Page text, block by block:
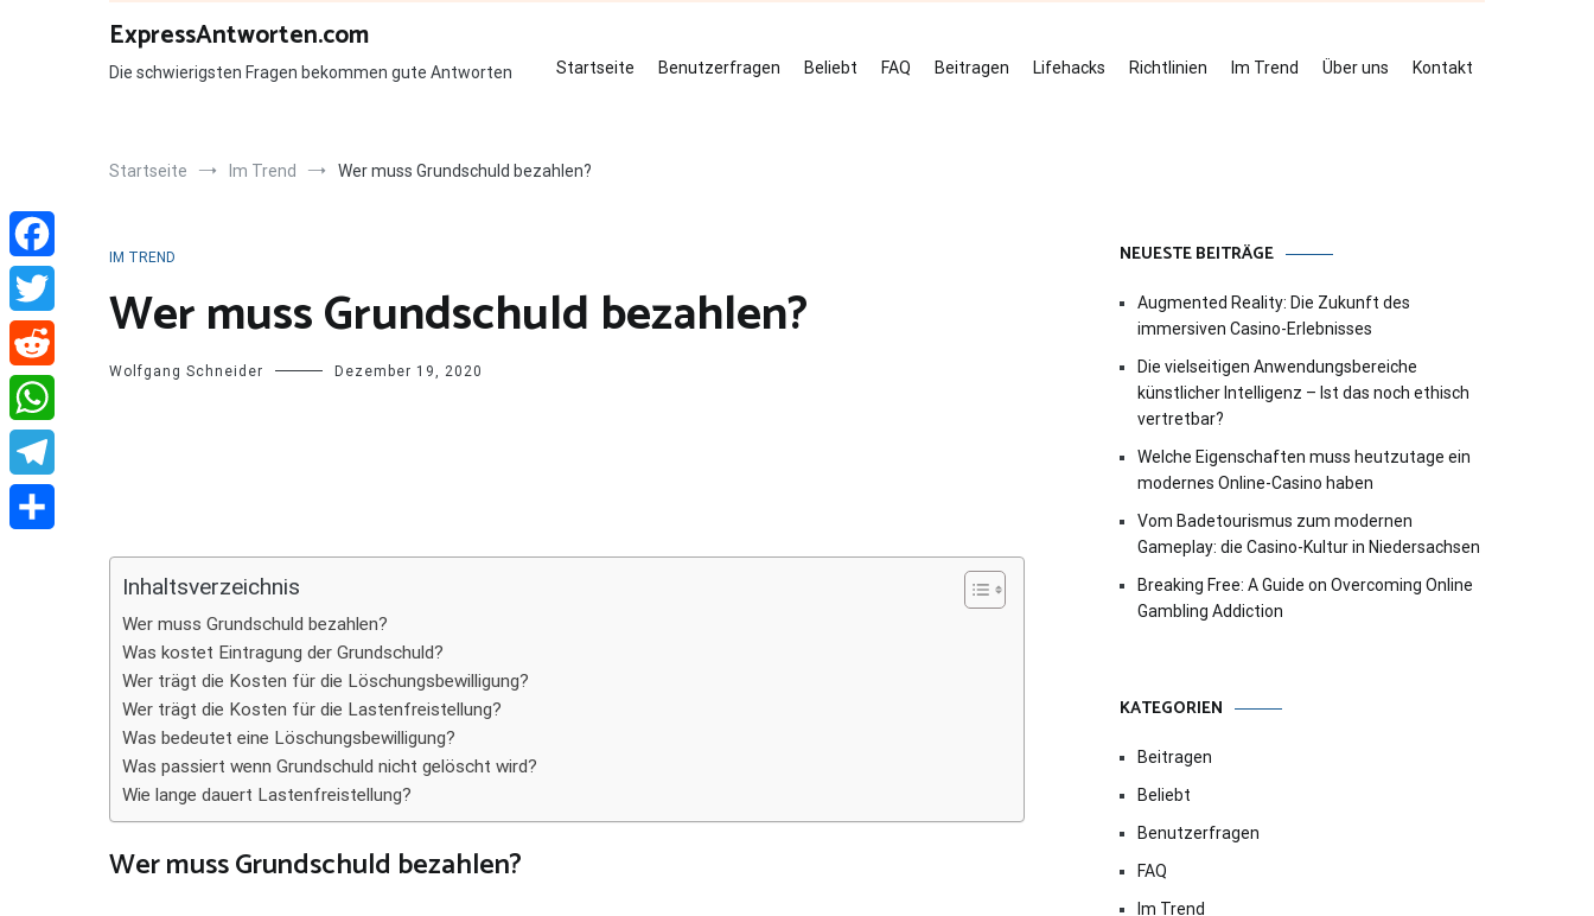
ExpressAntworten.com
Die schwierigsten Fragen bekommen gute Antworten Startseite Benutzerfragen Beliebt FAQ Beitragen Lifehacks Richtlinien Im Trend Über uns Kontakt
Startseite Im Trend Wer muss Grundschuld bezahlen?
IM TREND
Wer muss Grundschuld bezahlen?
Wolfgang Schneider Dezember 19, 2020
Inhaltsverzeichnis
Wer muss Grundschuld bezahlen?
Was kostet Eintragung der Grundschuld?
Wer trägt die Kosten für die Löschungsbewilligung?
Wer trägt die Kosten für die Lastenfreistellung?
Was bedeutet eine Löschungsbewilligung?
Was passiert wenn Grundschuld nicht gelöscht wird?
Wie lange dauert Lastenfreistellung?
Wer muss Grundschuld bezahlen?
NEUESTE BEITRÄGE
Augmented Reality: Die Zukunft des
immersiven Casino-Erlebnisses
Die vielseitigen Anwendungsbereiche
künstlicher Intelligenz – Ist das noch ethisch
vertretbar?
Welche Eigenschaften muss heutzutage ein
modernes Online-Casino haben
Vom Badetourismus zum modernen
Gameplay: die Casino-Kultur in Niedersachsen
Breaking Free: A Guide on Overcoming Online
Gambling Addiction
KATEGORIEN
Beitragen
Beliebt
Benutzerfragen
FAQ
Im Trend
Facebook
Twitter
Reddit
WhatsApp
Telegram